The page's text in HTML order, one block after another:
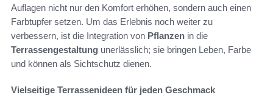
Auflagen nicht nur den Komfort erhöhen, sondern auch einen
Farbtupfer setzen. Um das Erlebnis noch weiter zu
verbessern, ist die Integration von Pflanzen in die
Terrassengestaltung unerlässlich; sie bringen Leben, Farbe
und können als Sichtschutz dienen.
Vielseitige Terrassenideen für jeden Geschmack